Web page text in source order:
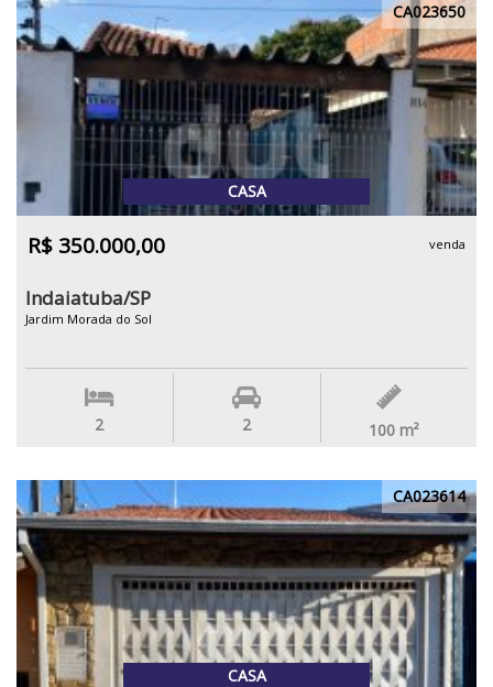
CA023650
CASA
R$ 350.000,00 venda
Indaiatuba/SP
Jardim Morada do Sol
2 2 100 m²
CA023614
CASA